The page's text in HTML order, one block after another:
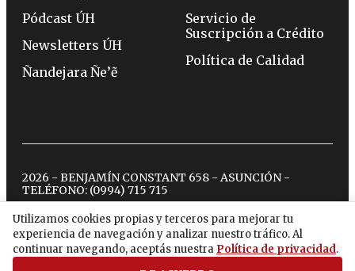
Utilizamos cookies propias y terceros para mejorar tu
experiencia de navegación y analizar nuestro tráfico. Al
continuar navegando, aceptás nuestra Política de privacidad.
Pódcast ÚH
Newsletters ÚH
Ñandejara Ñe’ẽ
Servicio de
Suscripción a Crédito
Política de Calidad
2026 - BENJAMÍN CONSTANT 658 - ASUNCIÓN -
TELÉFONO: (0994) 715 715
twitterinstagram
facebook
tiktokyoutubespotify